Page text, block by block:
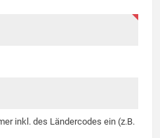
inkl. des Ländercodes ein (z.B.